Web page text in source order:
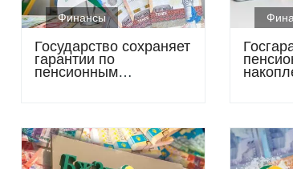
Финансы
Государство сохраняет
гарантии по
пенсионным